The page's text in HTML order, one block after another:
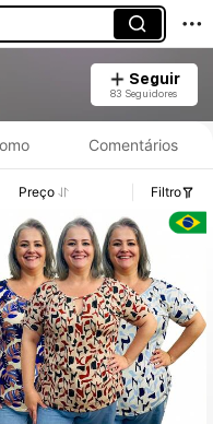
Seguir
83 Seguidores
Comentários
Preço Filtro